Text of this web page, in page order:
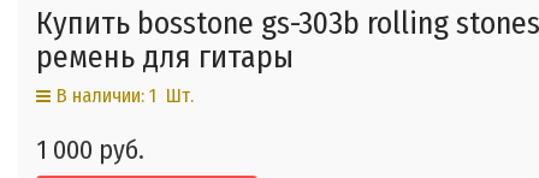
Купить bosstone gs-303b rolling
ремень для гитары
В наличии: 1 Шт.
1 000 руб.